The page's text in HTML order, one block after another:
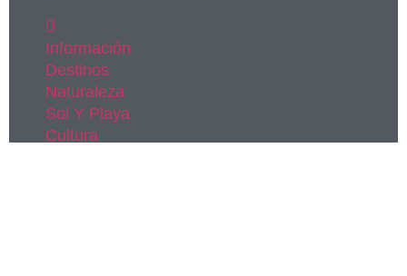
Información
Destinos
Naturaleza
Sol Y Playa
Cultura